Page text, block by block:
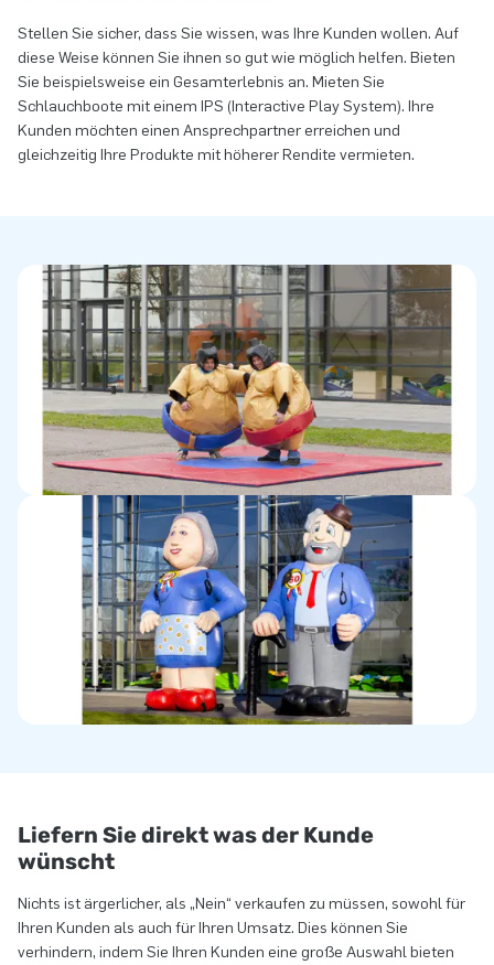
Stellen Sie sicher, dass Sie wissen, was Ihre Kunden wollen. Auf
diese Weise können Sie ihnen so gut wie möglich helfen. Bieten
Sie beispielsweise ein Gesamterlebnis an. Mieten Sie
Schlauchboote mit einem IPS (Interactive Play System). Ihre
Kunden möchten einen Ansprechpartner erreichen und
gleichzeitig Ihre Produkte mit höherer Rendite vermieten.
Liefern Sie direkt was der Kunde
wünscht
Nichts ist ärgerlicher, als „Nein“ verkaufen zu müssen, sowohl für
Ihren Kunden als auch für Ihren Umsatz. Dies können Sie
verhindern, indem Sie Ihren Kunden eine große Auswahl bieten